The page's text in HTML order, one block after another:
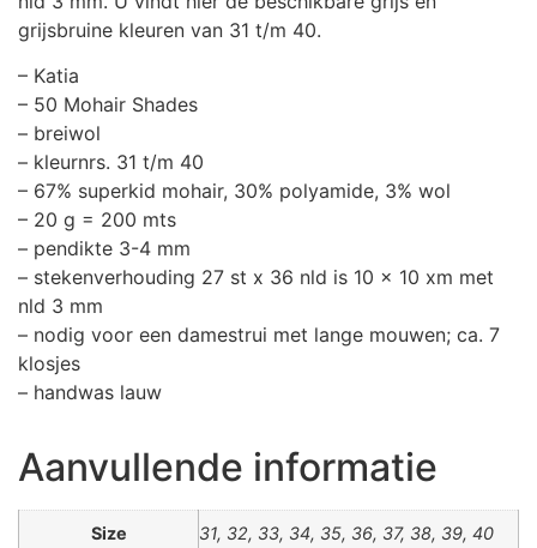
grijsbruine kleuren van 31 t/m 40.
– Katia
– 50 Mohair Shades
– breiwol
– kleurnrs. 31 t/m 40
– 67% superkid mohair, 30% polyamide, 3% wol
– 20 g = 200 mts
– pendikte 3-4 mm
– stekenverhouding 27 st x 36 nld is 10 x 10 xm met
nld 3 mm
– nodig voor een damestrui met lange mouwen; ca. 7
klosjes
– handwas lauw
Aanvullende informatie
Size 31, 32, 33, 34, 35, 36, 37, 38, 39, 40